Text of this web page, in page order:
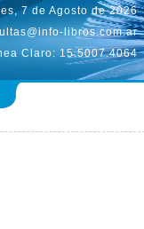
7 de Agosto de 2026
libros.com.ar
Claro: 15.5007.4064